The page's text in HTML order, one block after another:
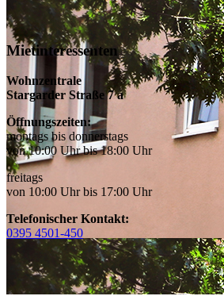
Mietinteressenten
Wohnzentrale
Stargarder Straße 7 a
Öffnungszeiten:
montags bis donnerstags
von 10:00 Uhr bis 18:00 Uhr
freitags
von 10:00 Uhr bis 17:00 Uhr
Telefonischer Kontakt:
0395 4501-450